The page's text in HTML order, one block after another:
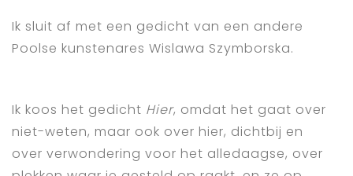
Ik sluit af met een gedicht van een andere
Poolse kunstenares Wislawa Szymborska.
Ik koos het gedicht Hier, omdat het gaat over
niet-weten, maar ook over hier, dichtbij en
over verwondering voor het alledaagse, over